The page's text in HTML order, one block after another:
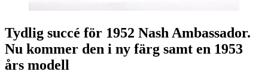
Tydlig succé för 1952 Nash Ambassador.
Nu kommer den i ny färg samt en 1953
års modell